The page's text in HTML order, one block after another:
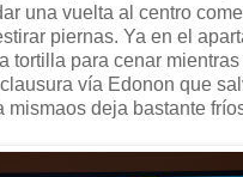
una vuelta al centro
piernas. Ya en el
tortilla para cenar
vía Edonon que
mismaos deja bastante